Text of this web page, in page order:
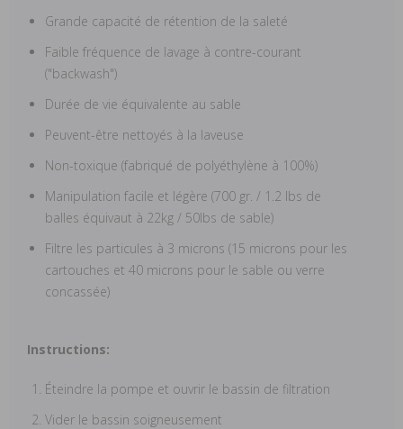
Grande capacité de rétention de la saleté
Faible fréquence de lavage à contre-courant
("backwash")
Durée de vie équivalente au sable
Peuvent-être nettoyés à la laveuse
Non-toxique (fabriqué de polyéthylène à 100%)
Manipulation facile et légère (700 gr. / 1.2 lbs de
balles équivaut à 22kg / 50lbs de sable)
Filtre les particules à 3 microns (15 microns pour les
cartouches et 40 microns pour le sable ou verre
concassée)
Instructions:
Éteindre la pompe et ouvrir le bassin de filtration
Vider le bassin soigneusement